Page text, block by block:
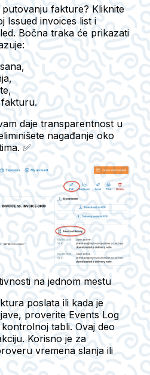
fakture? Kliknite
Issued invoices list i
Bočna traka će prikazati
daje transparentnost u
nagađanje oko
✅
na jednom mestu
poslata ili kada je
proverite Events Log
tabli. Ovaj deo
Korisno je za
vremena slanja ili